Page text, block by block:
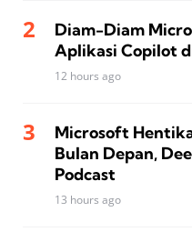
Diam-Diam
Aplikasi Copilot
12 hours ago
Microsoft
Bulan Depan,
Podcast
13 hours ago